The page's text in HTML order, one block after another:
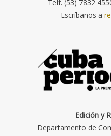
Telf. (53) 7832
Escríbanos a
Edición y
Departamento de